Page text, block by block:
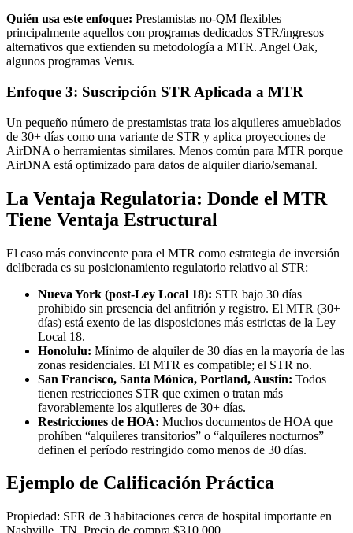
Quién usa este enfoque: Prestamistas no-QM flexibles —
principalmente aquellos con programas dedicados STR/ingresos
alternativos que extienden su metodología a MTR. Angel Oak,
algunos programas Verus.
Enfoque 3: Suscripción STR Aplicada a MTR
Un pequeño número de prestamistas trata los alquileres amueblados
de 30+ días como una variante de STR y aplica proyecciones de
AirDNA o herramientas similares. Menos común para MTR porque
AirDNA está optimizado para datos de alquiler diario/semanal.
La Ventaja Regulatoria: Donde el MTR
Tiene Ventaja Estructural
El caso más convincente para el MTR como estrategia de inversión
deliberada es su posicionamiento regulatorio relativo al STR:
Nueva York (post-Ley Local 18): STR bajo 30 días
prohibido sin presencia del anfitrión y registro. El MTR (30+
días) está exento de las disposiciones más estrictas de la Ley
Local 18.
Honolulu: Mínimo de alquiler de 30 días en la mayoría de las
zonas residenciales. El MTR es compatible; el STR no.
San Francisco, Santa Mónica, Portland, Austin: Todos
tienen restricciones STR que eximen o tratan más
favorablemente los alquileres de 30+ días.
Restricciones de HOA: Muchos documentos de HOA que
prohíben “alquileres transitorios” o “alquileres nocturnos”
definen el período restringido como menos de 30 días.
Ejemplo de Calificación Práctica
Propiedad: SFR de 3 habitaciones cerca de hospital importante en